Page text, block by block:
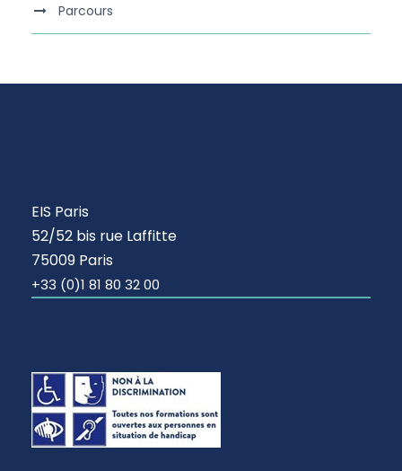
Parcours
EIS Paris
52/52 bis rue Laffitte
75009 Paris
+33 (0)1 81 80 32 00